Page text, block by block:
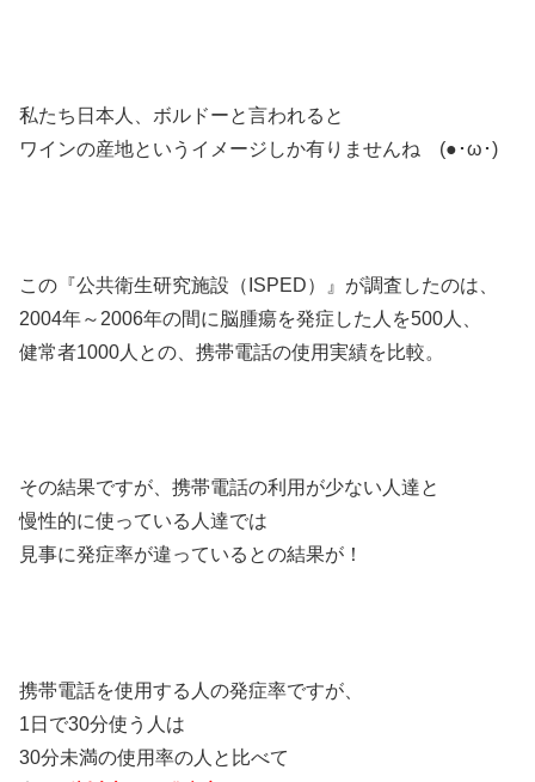
私たち日本人、ボルドーと言われると
ワインの産地というイメージしか有りませんね (●･ω･)
この『公共衛生研究施設（ISPED）』が調査したのは、
2004年～2006年の間に脳腫瘍を発症した人を500人、
健常者1000人との、携帯電話の使用実績を比較。
その結果ですが、携帯電話の利用が少ない人達と
慢性的に使っている人達では
見事に発症率が違っているとの結果が！
携帯電話を使用する人の発症率ですが、
1日で30分使う人は
30分未満の使用率の人と比べて